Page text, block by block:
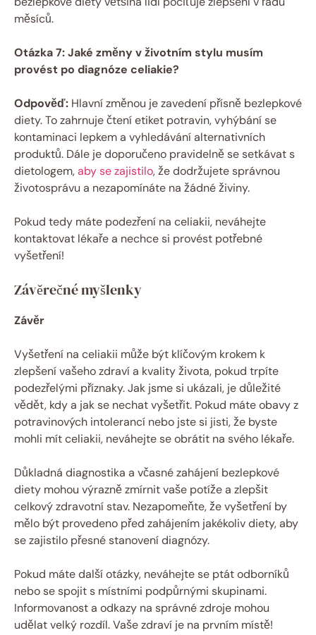
měsíců.
Otázka 7: Jaké změny‌ v životním stylu musím
provést po diagnóze celiakie?
Odpověď: Hlavní změnou je⁣ zavedení​ přísně bezlepkové
diety. To‌ zahrnuje ‌čtení​ etiket potravin, vyhýbání se⁣
kontaminaci ‌lepkem a vyhledávání alternativních
produktů.⁣ Dále je ‍doporučeno pravidelně se⁤ setkávat s
dietologem,aby se zajistilo, že dodržujete správnou
životosprávu a nezapomínáte na ‌žádné živiny.
Pokud‌ tedy máte podezření na celiakii,‍ neváhejte
kontaktovat ⁣lékaře a nechce si ​provést potřebné
vyšetření!
Závěrečné myšlenky
Závěr
Vyšetření‍ na celiakii ⁢může být klíčovým krokem ⁤k
zlepšení ​vašeho ⁣zdraví a kvality života,⁤ pokud trpíte
podezřelými příznaky. Jak jsme⁣ si‌ ukázali, je důležité
vědět, kdy a‌ jak se‌ nechat vyšetřit.⁣ Pokud máte obavy z
potravinových intolerancí nebo jste si ‌jisti, že byste
mohli⁢ mít celiakii,⁤ neváhejte se‌ obrátit na svého lékaře.
Důkladná diagnostika a⁣ včasné zahájení bezlepkové‌
diety mohou výrazně⁢ zmírnit vaše potíže a⁤ zlepšit⁣
celkový⁢ zdravotní ‌stav. Nezapomeňte,⁤ že vyšetření by​
mělo být‌ provedeno před zahájením ‍jakékoliv diety, aby
se zajistilo přesné stanovení diagnózy.
Pokud⁣ máte další otázky, ⁤neváhejte se ⁢ptát odborníků⁤
nebo se spojit s místními podpůrnými skupinami.
Informovanost a odkazy‌ na správné zdroje mohou
udělat velký rozdíl. Vaše zdraví⁢ je⁢ na ⁢prvním místě!